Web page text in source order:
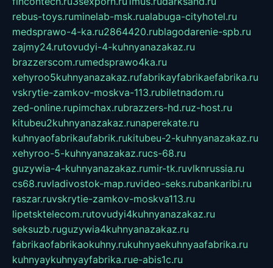
rebus-toys.ruminelab-msk.rualabuga-cityhotel.ru
medsprawo-4-ka.ru2864420.rublagodarenie-spb.ru
zajmy24.rutovudyi-4-kuhnyanazakaz.ru
brazzerscom.rumedsprawo4ka.ru
xehyroo5kuhnyanazakaz.rufabrikayfabrikaefabrika.ru
vskrytie-zamkov-moskva-113.rubiletnadom.ru
zed-online.rupimchax.rubrazzers-hd.ruz-host.ru
kitubeu2kuhnyanazakaz.runaperekate.ru
kuhnyaofabrikaufabrik.rukitubeu-2-kuhnyanazakaz.ru
xehyroo-5-kuhnyanazakaz.rucs-68.ru
guzywia-4-kuhnyanazakaz.rumir-tk.ruvlknrussia.ru
cs68.ruvladivostok-map.ruvideo-seks.rubankaribi.ru
raszar.ruvskrytie-zamkov-moskva113.ru
lipetsktelecom.rutovudyi4kuhnyanazakaz.ru
seksuzb.ruguzywia4kuhnyanazakaz.ru
fabrikaofabrikaokuhny.rukuhnyaekuhnyaafabrika.ru
kuhnyaykuhnyayfabrika.rue-abis1c.ru